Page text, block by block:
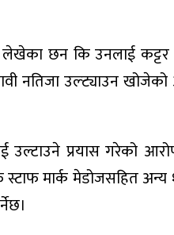
लेखेका छन कि उनलाई कट्टर
नतिजा उल्ट्याउन खोजेको
उल्टाउने प्रयास गरेको
मार्क मेडोजसहित अन्य